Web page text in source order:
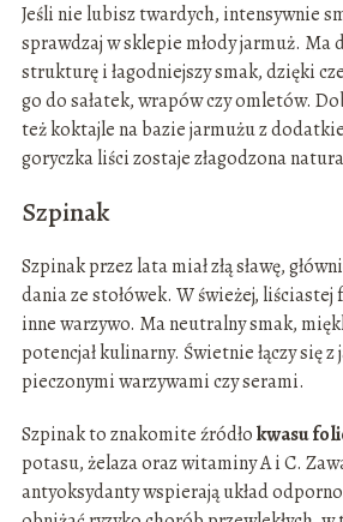
Jeśli nie lubisz twardych, intensywnie
sprawdzaj w sklepie młody jarmuż. Ma
strukturę i łagodniejszy smak, dzięki
go do sałatek, wrapów czy omletów.
też koktajle na bazie jarmużu z
goryczka liści zostaje złagodzona
Szpinak
Szpinak przez lata miał złą sławę,
dania ze stołówek. W świeżej, liściastej
inne warzywo. Ma neutralny smak,
potencjał kulinarny. Świetnie łączy się
pieczonymi warzywami czy serami.
Szpinak to znakomite źródłokwasu
potasu, żelaza oraz witaminy A i C.
antyoksydanty wspierają układ